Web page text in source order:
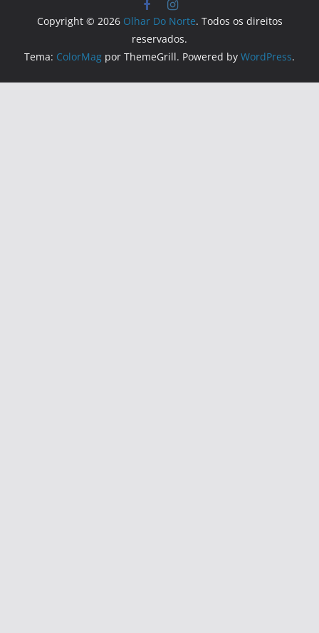
Copyright © 2026 Olhar Do Norte. Todos os direitos
reservados.
Tema: ColorMag por ThemeGrill. Powered by WordPress.